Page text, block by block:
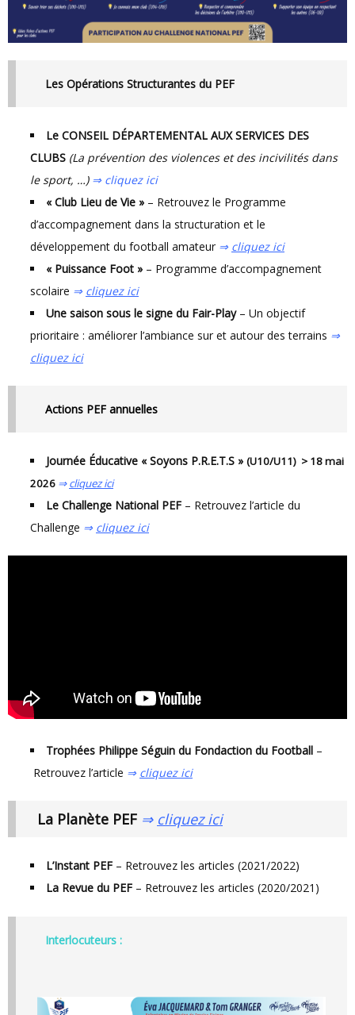
Les Opérations Structurantes du PEF
Le CONSEIL DÉPARTEMENTAL AUX SERVICES DES
CLUBS (La prévention des violences et des incivilités dans
le sport, …) ⇒ cliquez ici
« Club Lieu de Vie » – Retrouvez le Programme
d’accompagnement dans la structuration et le
développement du football amateur ⇒ cliquez ici
« Puissance Foot » – Programme d’accompagnement
scolaire ⇒ cliquez ici
Une saison sous le signe du Fair-Play– Un objectif
prioritaire : améliorer l’ambiance sur et autour des terrains ⇒
cliquez ici
Actions PEF annuelles
Journée Éducative « Soyons P.R.E.T.S » (U10/U11) > 18 mai
2026 ⇒cliquez ici
Le Challenge National PEF – Retrouvez l’article du
Challenge ⇒ cliquez ici
Trophées Philippe Séguin du Fondaction du Football –
Retrouvez l’article ⇒ cliquez ici
La Planète PEF ⇒ cliquez ici
L’Instant PEF – Retrouvez les articles (2021/2022)
La Revue du PEF – Retrouvez les articles (2020/2021)
Interlocuteurs :